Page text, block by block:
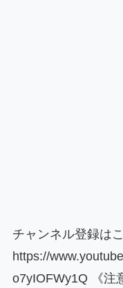
チャンネル登録は
https://
o7yIOFWy1Q 《注